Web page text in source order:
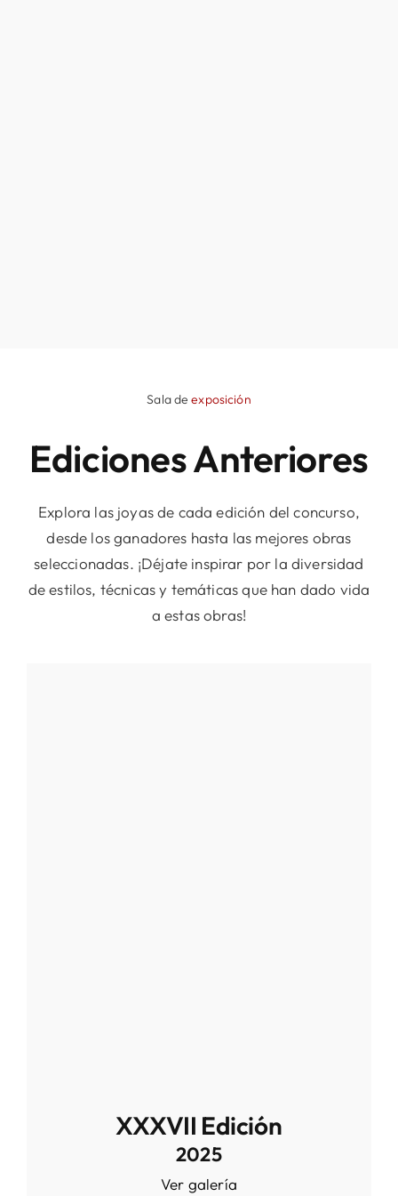
Sala deexposición
Ediciones Anteriores
Explora las joyas de cada edición del concurso,
desde los ganadores hasta las mejores obras
seleccionadas. ¡Déjate inspirar por la diversidad
de estilos, técnicas y temáticas que han dado vida
a estas obras!
XXXVII Edición
2025
Ver galería